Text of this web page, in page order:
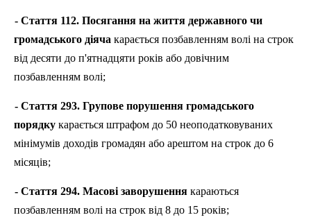
- Стаття 112. Посягання на життя державного чи
громадського діяча карається позбавленням волі на строк
від десяти до п'ятнадцяти років або довічним
позбавленням волі;
- Стаття 293. Групове порушення громадського
порядку карається штрафом до 50 неоподатковуваних
мінімумів доходів громадян або арештом на строк до 6
місяців;
- Стаття 294. Масові заворушення караються
позбавленням волі на строк від 8 до 15 років;